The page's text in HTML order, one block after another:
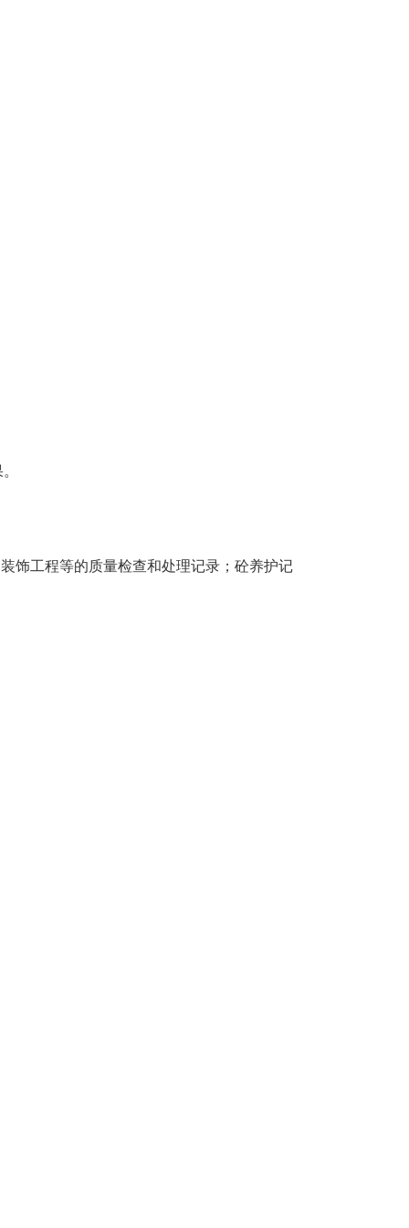
饰工程等的质量检查和处理记录；砼养护记